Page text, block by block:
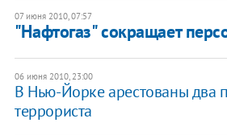
07 июня 2010, 07:57
"Нафтогаз" сокращает
06 июня 2010, 23:00
В Нью-Йорке арестованы два
террориста